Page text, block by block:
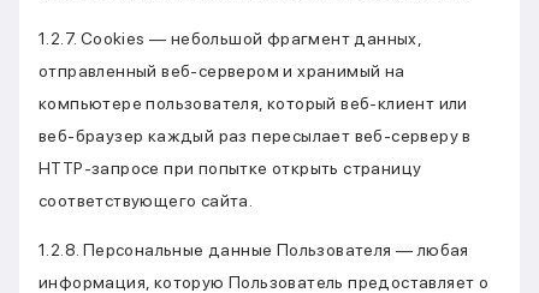
1.2.7. Cookies — небольшой фрагмент данных,
отправленный веб-сервером и хранимый на
компьютере пользователя, который веб-клиент или
веб-браузер каждый раз пересылает веб-серверу в
HTTP-запросе при попытке открыть страницу
соответствующего сайта.
1.2.8. Персональные данные Пользователя — любая
информация, которую Пользователь предоставляет о